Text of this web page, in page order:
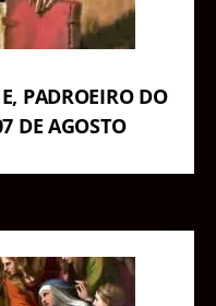
PADROEIRO DO
DE AGOSTO